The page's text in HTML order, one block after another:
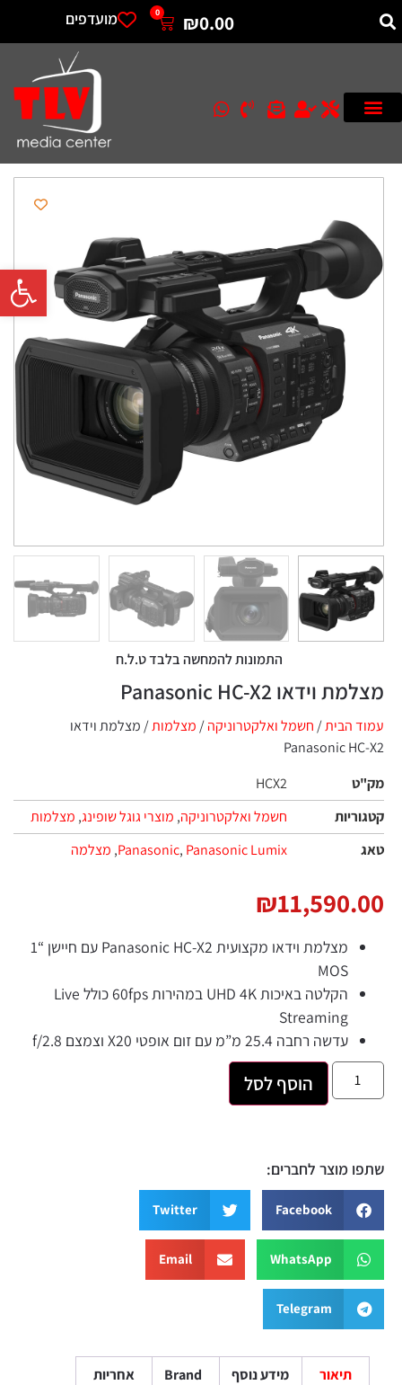
פתח
₪0.00
0 מועדפים
התמונות להמחשה בלבד ט.ל.ח
מצלמת וידאו Panasonic HC-X2
עמוד הבית/ חשמל ואלקטרוניקה/ מצלמות‏/ מצלמת וידאו
Panasonic HC-X2
מק"ט
HCX2
קטגוריות
חשמל ואלקטרוניקה, מוצרי גוגל שופינג, מצלמות‏
טאג
Panasonic, Panasonic Lumix
, מצלמה
₪11,590.00
מצלמת וידאו מקצועית Panasonic HC-X2 עם חיישן “1
MOS
הקלטה באיכות UHD 4K במהירות 60fps כולל Live
Streaming
עדשה רחבה 25.4 מ”מ עם זום אופטי X20 וצמצם f/2.8
הוסף לסל
שתפו מוצר לחברים:
Facebook
Twitter
WhatsApp
Email
Telegram
תיאור מידע נוסף Brand אחריות